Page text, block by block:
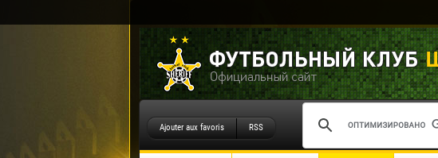
Ajouter aux favoris RSS